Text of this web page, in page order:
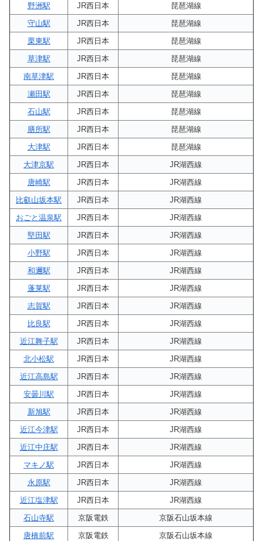
野洲駅
JR西日本
琵琶湖線
守山駅
JR西日本
琵琶湖線
栗東駅
JR西日本
琵琶湖線
草津駅
JR西日本
琵琶湖線
南草津駅
JR西日本
琵琶湖線
瀬田駅
JR西日本
琵琶湖線
石山駅
JR西日本
琵琶湖線
膳所駅
JR西日本
琵琶湖線
大津駅
JR西日本
琵琶湖線
大津京駅
JR西日本
JR湖西線
唐崎駅
JR西日本
JR湖西線
比叡山坂本駅
JR西日本
JR湖西線
おごと温泉駅
JR西日本
JR湖西線
堅田駅
JR西日本
JR湖西線
小野駅
JR西日本
JR湖西線
和邇駅
JR西日本
JR湖西線
蓬莱駅
JR西日本
JR湖西線
志賀駅
JR西日本
JR湖西線
比良駅
JR西日本
JR湖西線
近江舞子駅
JR西日本
JR湖西線
北小松駅
JR西日本
JR湖西線
近江高島駅
JR西日本
JR湖西線
安曇川駅
JR西日本
JR湖西線
新旭駅
JR西日本
JR湖西線
近江今津駅
JR西日本
JR湖西線
近江中庄駅
JR西日本
JR湖西線
マキノ駅
JR西日本
JR湖西線
永原駅
JR西日本
JR湖西線
近江塩津駅
JR西日本
JR湖西線
石山寺駅
京阪電鉄
京阪石山坂本線
唐橋前駅
京阪電鉄 京阪石山坂本線